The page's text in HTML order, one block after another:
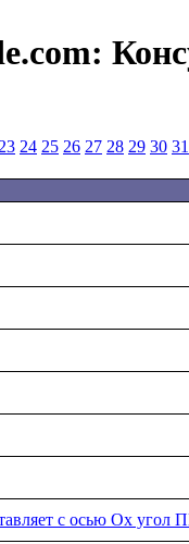
23 24 25 26 27 28 29 30 31
с осью Оx угол